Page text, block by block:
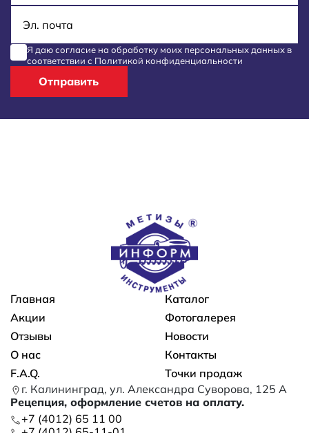
Я даю согласие на обработку моих персональных данных в
соответствии с Политикой конфиденциальности
Отправить
Основная навигация
Главная
Каталог
Акции
Фотогалерея
Отзывы
Новости
О нас
Контакты
F.A.Q.
Точки продаж
г. Калининград, ул. Александра Суворова, 125 А
Рецепция, оформление счетов на оплату.
+7 (4012) 65 11 00